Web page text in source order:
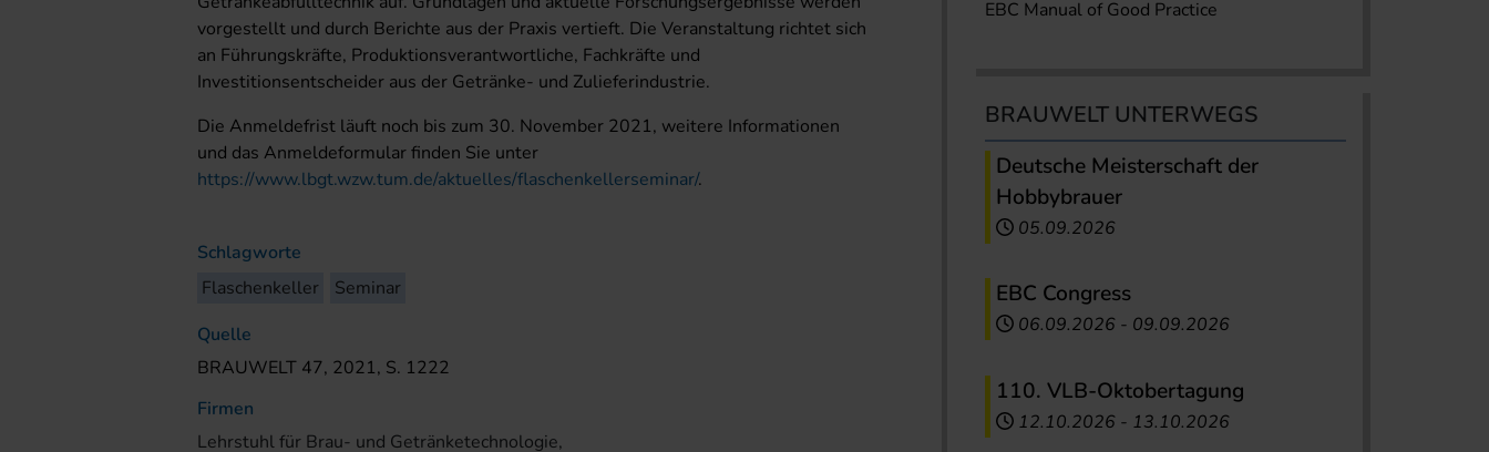
vorgestellt und durch Berichte aus der Praxis vertieft. Die Veranstaltung richtet sich
an Führungskräfte, Produktionsverantwortliche, Fachkräfte und
Investitionsentscheider aus der Getränke- und Zulieferindustrie.
Die Anmeldefrist läuft noch bis zum 30. November 2021, weitere Informationen
und das Anmeldeformular finden Sie unter
https://www.lbgt.wzw.tum.de/aktuelles/flaschenkellerseminar/.
Schlagworte
Flaschenkeller
Seminar
Quelle
BRAUWELT 47, 2021, S. 1222
Firmen
Lehrstuhl für Brau- und Getränketechnologie,
EBC Manual of Good Practice
BRAUWELT UNTERWEGS
Deutsche Meisterschaft der
Hobbybrauer
05.09.2026
EBC Congress
06.09.2026 - 09.09.2026
110. VLB-Oktobertagung
12.10.2026 - 13.10.2026